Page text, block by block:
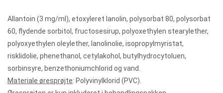
Allantoin (3 mg/ml), etoxyleret lanolin, polysorbat 80, polysorbat
60, flydende sorbitol, fructosesirup, polyoxethylen stearylether,
polyoxyethylen oleylether, lanolinolie, isopropylmyristat,
risklidolie, phenethanol, cetylakohol, butylhydrocytoluen,
sorbinsyre, benzethoniumchlorid og vand.
Materiale øresprøjte: Polyvinylklorid (PVC).